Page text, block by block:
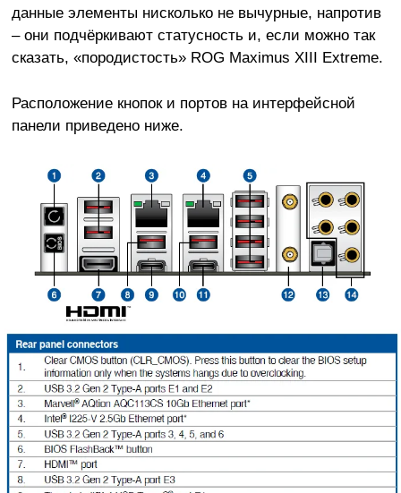
данные элементы нисколько не вычурные, напротив
– они подчёркивают статусность и, если можно так
сказать, «породистость» ROG Maximus XIII Extreme.
Расположение кнопок и портов на интерфейсной
панели приведено ниже.